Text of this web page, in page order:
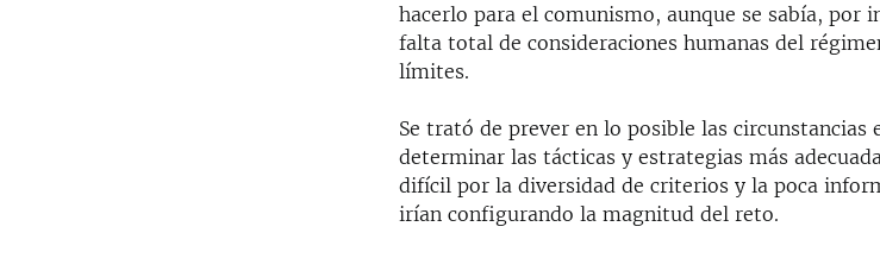
hacerlo para el comunismo, aunque se sabía, por
falta total de consideraciones humanas del
límites.
Se trató de prever en lo posible las circunstancias
determinar las tácticas y estrategias más
difícil por la diversidad de criterios y la poca
irían configurando la magnitud del reto.